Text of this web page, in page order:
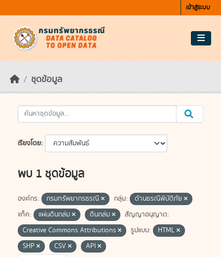
เข้าสู่ระบบ
ชุดข้อมูล
เรียงโดย
พบ 1 ชุดข้อมูล
องค์กร: กรมทรัพยากรธรณี กลุ่ม:
ด้านธรณีพิบัติภัย
แท็ค:
แผ่นดินถล่ม ดินถล่ม
สัญญาอนุญาต:
Creative Commons Attributions
รูปแบบ:
HTML
SHP
CSV
API